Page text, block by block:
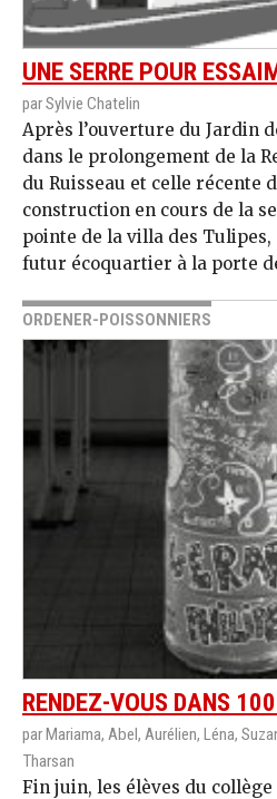
UNE SERRE POUR
par Sylvie Chatelin
Après l’ouverture du Jardin
dans le prolongement de la
du Ruisseau et celle récente
construction en cours de la
pointe de la villa des
futur écoquartier à la porte
ORDENER-POISSONNIERS
RENDEZ-VOUS DANS
par Mariama, Abel, Aurélien, Léna,
Tharsan
Fin juin, les élèves du